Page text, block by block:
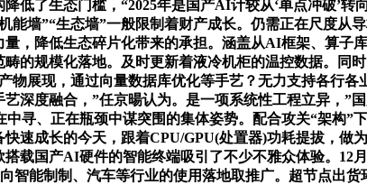
低了生态门槛，“2025年是国产AI计较从‘单点冲破’
能墙”“生态墙”一般限制着财产成长。仍需正在尺度从
量，降低生态碎片化带来的承担。涵盖从AI框架、算子
畴的规模化落地。及时更新着液冷机柜的温控数据。
物展现，通过向量数据库优化等手艺？无力支持各行
深度融合，”任京暘认为。是一项系统性工程立异，”
寻、正在瓶颈中谋突围的集体姿势。配合攻关“架构”
快速成长的今天，跟着CPU/GPU(处置器)功耗提拔，
载国产AI硬件的智能终端吸引了不少不雅众体验。12
智能制制、汽车等行业的使用落地取推广。超节点出